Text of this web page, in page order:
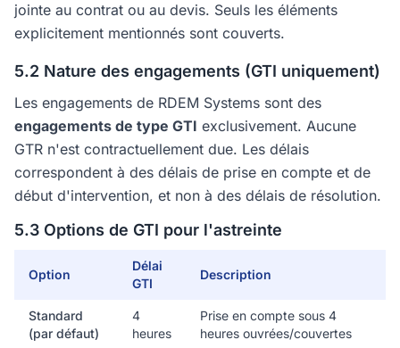
jointe au contrat ou au devis. Seuls les éléments
explicitement mentionnés sont couverts.
5.2 Nature des engagements (GTI uniquement)
Les engagements de RDEM Systems sont des
engagements de type GTI exclusivement. Aucune
GTR n'est contractuellement due. Les délais
correspondent à des délais de prise en compte et de
début d'intervention, et non à des délais de résolution.
5.3 Options de GTI pour l'astreinte
Option
Délai
GTI
Description
Standard
(par défaut)
4
heures
Prise en compte sous 4
heures ouvrées/couvertes